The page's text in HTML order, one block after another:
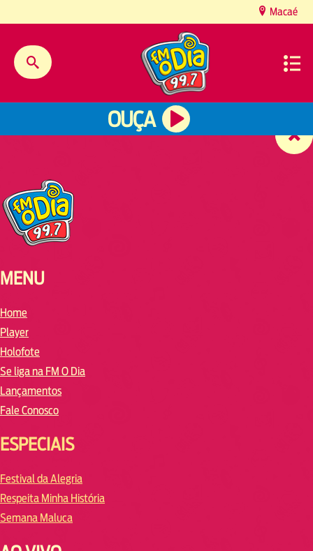
Macaé
OUÇA
MENU
Home
Player
Holofote
Se liga na FM O Dia
Lançamentos
Fale Conosco
ESPECIAIS
Festival da Alegria
Respeita Minha História
Semana Maluca